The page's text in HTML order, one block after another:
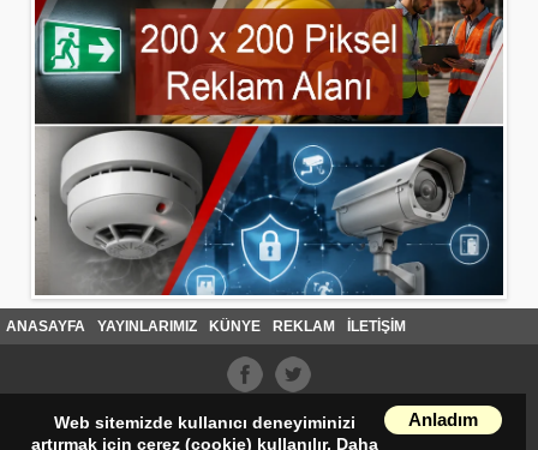
Anladım
Web sitemizde kullanıcı deneyiminizi
artırmak için çerez (cookie) kullanılır. Daha
ANASAYFA YAYINLARIMIZ KÜNYE REKLAM İLETİŞİM